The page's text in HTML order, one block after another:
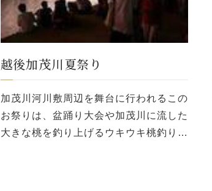
越後加茂川夏祭り
加茂川河川敷周辺を舞台に行われるこの
お祭りは、盆踊り大会や加茂川に流した
大きな桃を釣り上げるウキウキ桃釣り大